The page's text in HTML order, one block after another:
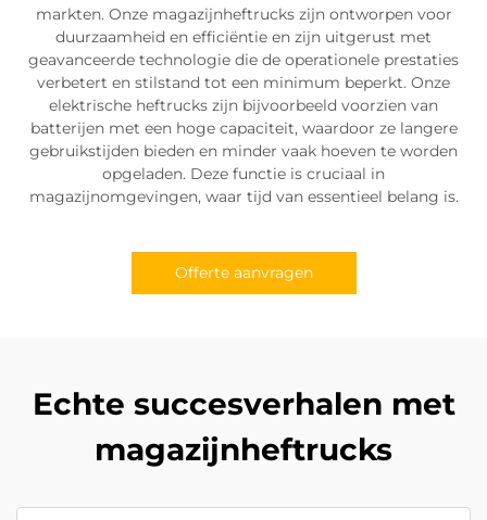
markten. Onze magazijnheftrucks zijn ontworpen voor
duurzaamheid en efficiëntie en zijn uitgerust met
geavanceerde technologie die de operationele prestaties
verbetert en stilstand tot een minimum beperkt. Onze
elektrische heftrucks zijn bijvoorbeeld voorzien van
batterijen met een hoge capaciteit, waardoor ze langere
gebruikstijden bieden en minder vaak hoeven te worden
opgeladen. Deze functie is cruciaal in
magazijnomgevingen, waar tijd van essentieel belang is.
Offerte aanvragen
Echte succesverhalen met
magazijnheftrucks